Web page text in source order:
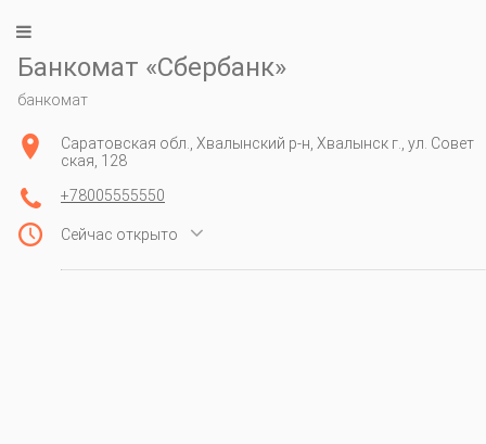
Банкомат «Сбербанк»
банкомат
Саратовская обл., Хвалынский р-н, Хвалынск г., ул. Совет
ская, 128
+78005555550
Сейчас открыто 